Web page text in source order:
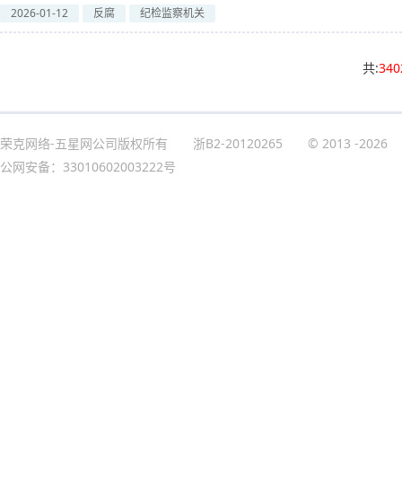
2026-01-12 反腐 纪检监察机关
共:
荣克网络-五星网公司版权所有 浙B2-20120265 © 2013 -2026
公网安备：33010602003222号